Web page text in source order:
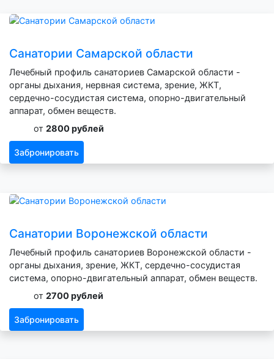
Санатории Самарской области
Лечебный профиль санаториев Самарской области -
органы дыхания, нервная система, зрение, ЖКТ,
сердечно-сосудистая система, опорно-двигательный
аппарат, обмен веществ.
от 2800 рублей
Забронировать
Санатории Воронежской области
Лечебный профиль санаториев Воронежской области -
органы дыхания, зрение, ЖКТ, сердечно-сосудистая
система, опорно-двигательный аппарат, обмен веществ.
от 2700 рублей
Забронировать